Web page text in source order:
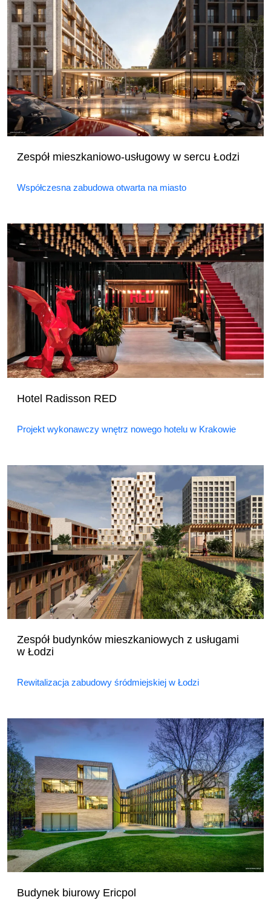
Zespół mieszkaniowo-usługowy w sercu Łodzi
Współczesna zabudowa otwarta na miasto
Hotel Radisson RED
Projekt wykonawczy wnętrz nowego hotelu w Krakowie
Zespół budynków mieszkaniowych z usługami
w Łodzi
Rewitalizacja zabudowy śródmiejskiej w Łodzi
Budynek biurowy Ericpol